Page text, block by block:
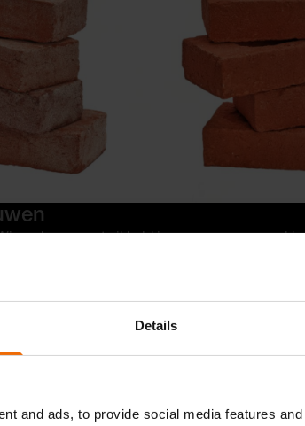
Details
and ads, to provide social media features
ontwikkeld in nauwe
aan de duurzaam gewonnen Nederlandse
zelfde manier selectief te slopen, wanneer